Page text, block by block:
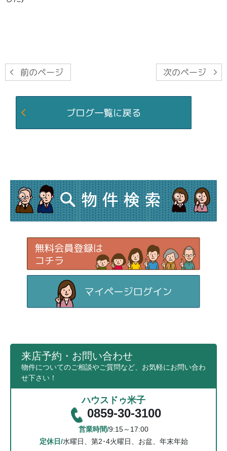
来店予約・お問い合わせ
物件についてのご相談やご質問など、お気軽にお問い合わ
せ下さい！
ハウスドゥ米子
0859-30-3100
営業時間/9:15～17:00
定休日/水曜日、第2･4火曜日、お盆、年末年始